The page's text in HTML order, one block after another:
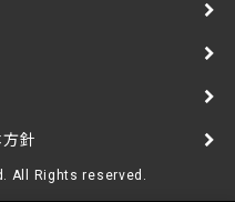
方針
All Rights reserved.